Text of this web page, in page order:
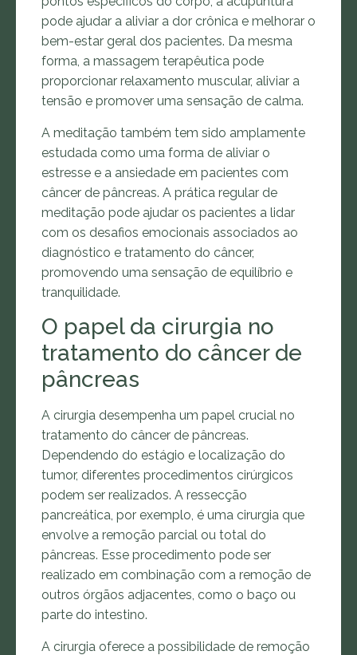
pode ajudar a aliviar a dor crônica e melhorar o
bem-estar geral dos pacientes. Da mesma
forma, a massagem terapêutica pode
proporcionar relaxamento muscular, aliviar a
tensão e promover uma sensação de calma.
A meditação também tem sido amplamente
estudada como uma forma de aliviar o
estresse e a ansiedade em pacientes com
câncer de pâncreas. A prática regular de
meditação pode ajudar os pacientes a lidar
com os desafios emocionais associados ao
diagnóstico e tratamento do câncer,
promovendo uma sensação de equilíbrio e
tranquilidade.
O papel da cirurgia no
tratamento do câncer de
pâncreas
A cirurgia desempenha um papel crucial no
tratamento do câncer de pâncreas.
Dependendo do estágio e localização do
tumor, diferentes procedimentos cirúrgicos
podem ser realizados. A ressecção
pancreática, por exemplo, é uma cirurgia que
envolve a remoção parcial ou total do
pâncreas. Esse procedimento pode ser
realizado em combinação com a remoção de
outros órgãos adjacentes, como o baço ou
parte do intestino.
A cirurgia oferece a possibilidade de remoção